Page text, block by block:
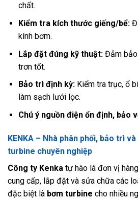
chất.
Kiểm tra kích thước giếng/bể:
kính bơm.
Lắp đặt đúng kỹ thuật:Đảm bảo
trơn tốt.
Bảo trì định kỳ:Kiểm tra trục, ổ
làm sạch lưới lọc.
Chú ý nguồn điện ổn định, bảo
KENKA – Nhà phân phối, bảo trì
turbine chuyên nghiệp
Công ty Kenka tự hào là đơn vị
cung cấp, lắp đặt và sửa chữa các
đặc biệt là bơm turbine cho nhiều